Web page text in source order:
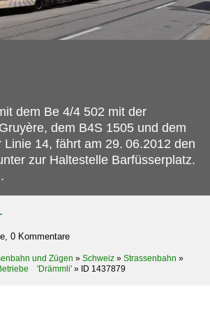
dem Be 4/4 502 mit der
dem B4S 1505 und dem
Linie 14, fährt am 29. 06.2012 den
zur Haltestelle Barfüsserplatz.
0 Kommentare
und Zügen » Schweiz » Strassenbahn »
'Drämmli' » ID 1437879